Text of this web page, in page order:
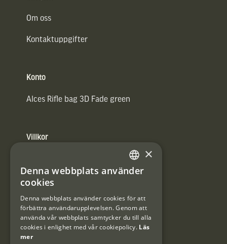
Om oss
Kontaktuppgifter
Konto
Alces Rifle bag 3D Fade green
Villkor
Användarvillkor
#Interjaktfamily
Kundklubb
SWEDISH
×
Denna webbplats använder
cookies
Denna webbplats använder cookies för att
förbättra användarupplevelsen. Genom att
använda vår webbplats samtycker du till alla
cookies i enlighet med vår cookiepolicy. Läs
mer